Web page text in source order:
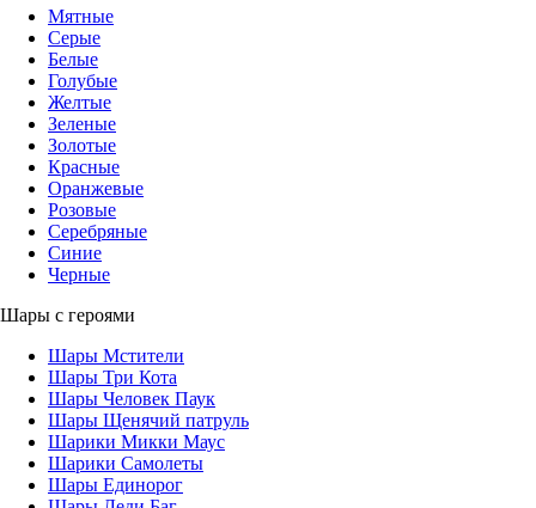
Мятные
Серые
Белые
Голубые
Желтые
Зеленые
Золотые
Красные
Оранжевые
Розовые
Серебряные
Синие
Черные
Шары с героями
Шары Мстители
Шары Три Кота
Шары Человек Паук
Шары Щенячий патруль
Шарики Микки Маус
Шарики Самолеты
Шары Единорог